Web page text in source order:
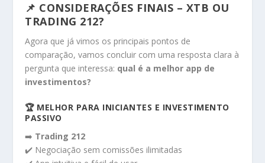
📌 CONSIDERAÇÕES FINAIS – XTB OU
TRADING 212?
Agora que já vimos os principais pontos de
comparação, vamos concluir com uma resposta clara à
pergunta que interessa: qual é a melhor app de
investimentos?
🏆 MELHOR PARA INICIANTES E INVESTIMENTO
PASSIVO
➡️ Trading 212
✔️ Negociação sem comissões ilimitadas